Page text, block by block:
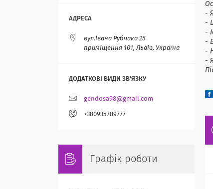
-
-
-
-
-
-
вул.Івана Рубчака 25
приміщення 101, Львів, Україна
gendosa98@gmail.com
+380935789777
Графік роботи